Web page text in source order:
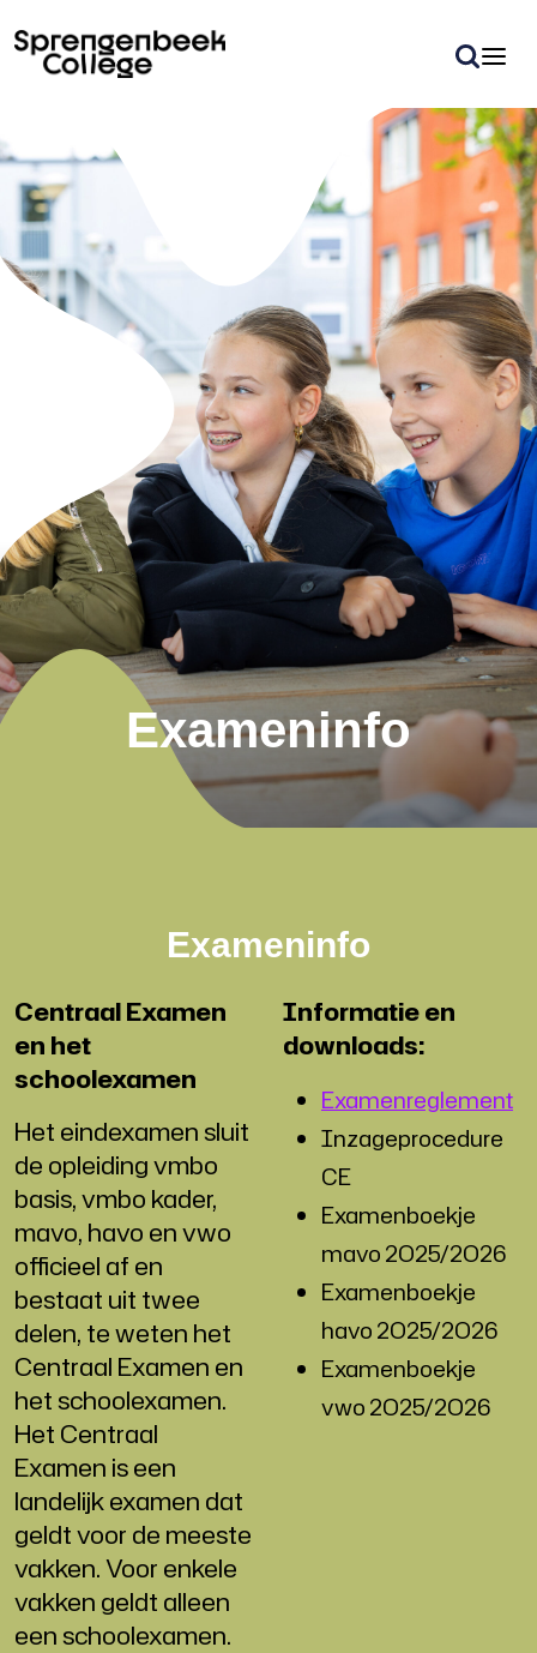
Exameninfo
Exameninfo
Centraal Examen
en het
schoolexamen
Het eindexamen sluit
de opleiding vmbo
basis, vmbo kader,
mavo, havo en vwo
officieel af en
bestaat uit twee
delen, te weten het
Centraal Examen en
het schoolexamen.
Het Centraal
Examen is een
landelijk examen dat
geldt voor de meeste
vakken. Voor enkele
vakken geldt alleen
een schoolexamen.
Informatie en
downloads:
Examenreglement
Inzageprocedure
CE
Examenboekje
mavo 2O25/2O26
Examenboekje
havo 2O25/2O26
Examenboekje
vwo 2O25/2O26